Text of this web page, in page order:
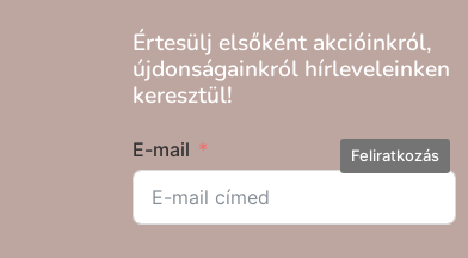
Értesülj elsőként akcióinkról,
újdonságainkról hírleveleinken
keresztül!
E-mail Feliratkozás